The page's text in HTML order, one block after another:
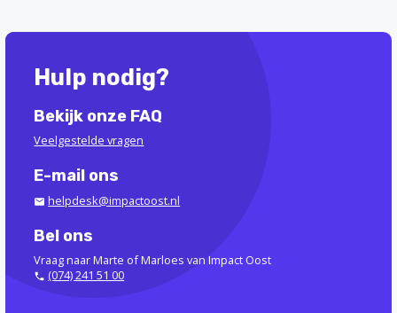
Hulp nodig?
Bekijk onze FAQ
Veelgestelde vragen
E-mail ons
helpdesk@impactoost.nl
Bel ons
Vraag naar Marte of Marloes van Impact Oost
(074) 241 51 00